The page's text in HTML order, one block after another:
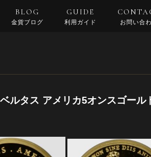
BLOG
金貨ブログ
GUIDE
利用ガイド お問い合
ルタス アメリカ5オンスゴール